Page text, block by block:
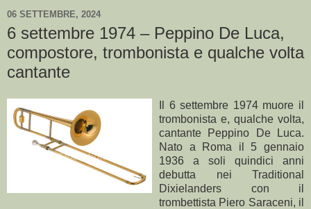
06 SETTEMBRE, 2024
6 settembre 1974 – Peppino De Luca,
compostore, trombonista e qualche volta
cantante
Il 6 settembre 1974 muore il
trombonista e, qualche volta,
cantante Peppino De Luca.
Nato a Roma il 5 gennaio
1936 a soli quindici anni
debutta nei Traditional
Dixielanders con il
trombettista Piero Saraceni, il